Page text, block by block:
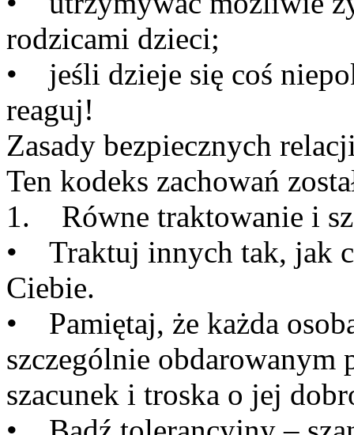
rodzicami dzieci;
• jeśli dzieje się coś
reaguj!
Zasady bezpiecznych
Ten kodeks zachowań
1. Równe traktowanie i
• Traktuj innych tak, jak
Ciebie.
• Pamiętaj, że każda
szczególnie obdarowanym
szacunek i troska o jej